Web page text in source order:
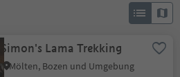
Simon's Lama Trekking
Mölten, Bozen und Umgebung